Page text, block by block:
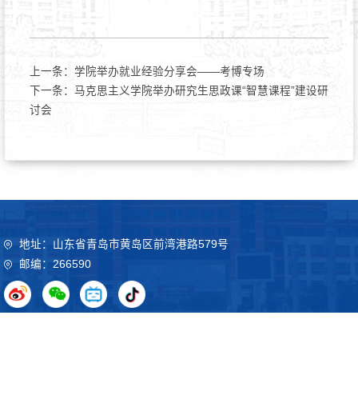
上一条： 学院举办就业经验分享会——考博专场
下一条： 马克思主义学院举办研究生思政课“智慧课程”建设研
讨会
地址：山东省青岛市黄岛区前湾港路579号
邮编：266590